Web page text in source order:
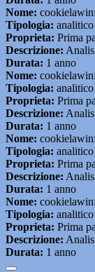
Nome:
Tipologia: analitico
Proprieta: Prima
Descrizione:
Durata: 1 anno
Nome:
Tipologia: analitico
Proprieta: Prima
Descrizione:
Durata: 1 anno
Nome:
Tipologia: analitico
Proprieta: Prima
Descrizione:
Durata: 1 anno
Nome:
Tipologia: analitico
Proprieta: Prima
Descrizione:
Durata: 1 anno